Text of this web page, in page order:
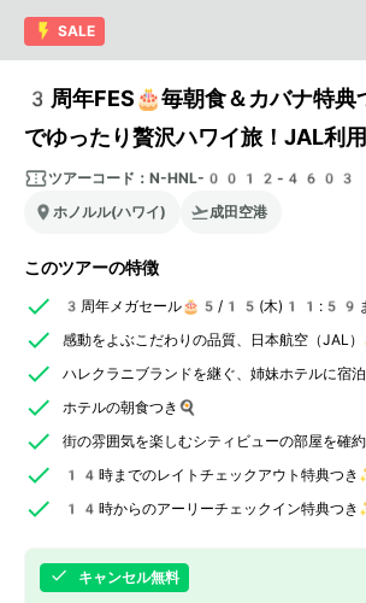
SALE
3周年FES🎂毎朝食＆カバナ特典
でゆったり贅沢ハワイ旅！JAL利用
ツアーコード： N-HNL-0012-4603
ホノルル(ハワイ)
成田空港
このツアーの特徴
3周年メガセール🎂5/15(木)11:59ま
感動をよぶこだわりの品質、日本航空（JAL
ハレクラニブランドを継ぐ、姉妹ホテルに宿泊
ホテルの朝食つき🍳
街の雰囲気を楽しむシティビューの部屋を確約
14時までのレイトチェックアウト特典つき
14時からのアーリーチェックイン特典つき
キャンセル無料